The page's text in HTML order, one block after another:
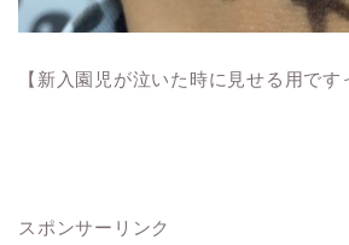
【新入園児が泣いた時に見せる用です
スポンサーリンク